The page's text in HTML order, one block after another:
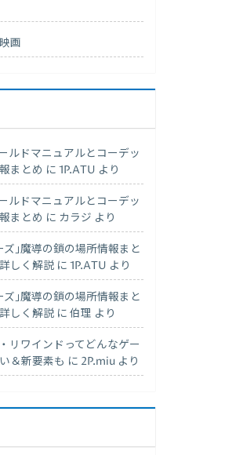
画
ルドマニュアルとコーデッ
まとめ に1P.ATU より
ルドマニュアルとコーデッ
まとめ に カラジ より
ズ｣魔導の鎖の場所情報まと
しく解説 に1P.ATU より
ズ｣魔導の鎖の場所情報まと
しく解説 に伯理 より
リワインドってどんなゲー
＆新要素も に 2P.miu より